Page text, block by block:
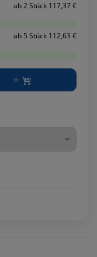
ab 2 Stück 117,37 €
ab 5 Stück 112,63 €